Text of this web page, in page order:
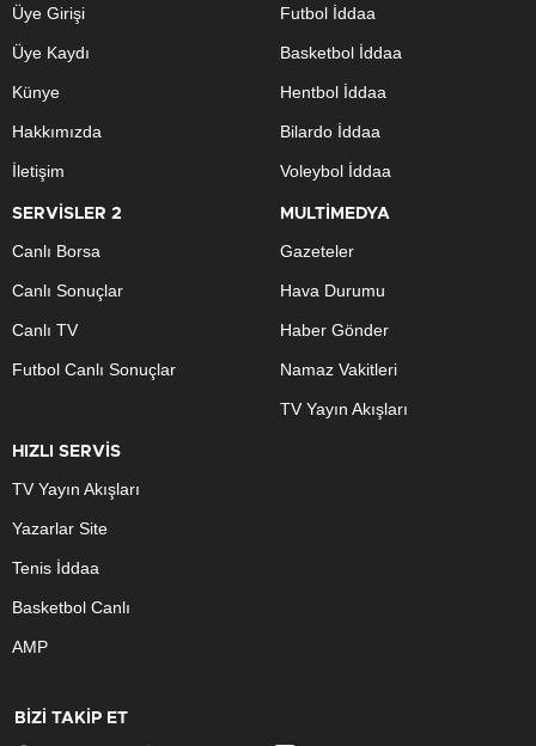
Üye Girişi
Üye Kaydı
Künye
Hakkımızda
İletişim
Futbol İddaa
Basketbol İddaa
Hentbol İddaa
Bilardo İddaa
Voleybol İddaa
SERVİSLER 2
Canlı Borsa
Canlı Sonuçlar
Canlı TV
Futbol Canlı Sonuçlar
MULTİMEDYA
Gazeteler
Hava Durumu
Haber Gönder
Namaz Vakitleri
TV Yayın Akışları
HIZLI SERVİS
TV Yayın Akışları
Yazarlar Site
Tenis İddaa
Basketbol Canlı
AMP
BİZİ TAKİP ET